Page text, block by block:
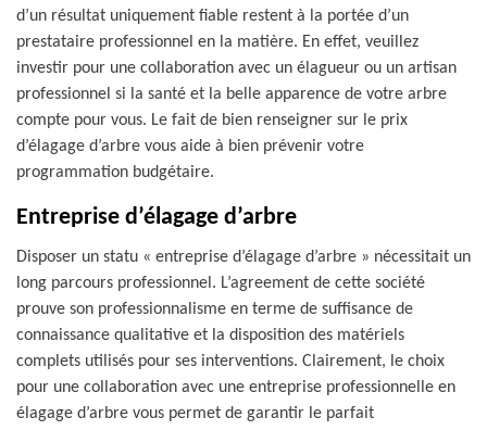
d’un résultat uniquement fiable restent à la portée d’un
prestataire professionnel en la matière. En effet, veuillez
investir pour une collaboration avec un élagueur ou un artisan
professionnel si la santé et la belle apparence de votre arbre
compte pour vous. Le fait de bien renseigner sur le prix
d’élagage d’arbre vous aide à bien prévenir votre
programmation budgétaire.
Entreprise d’élagage d’arbre
Disposer un statu « entreprise d’élagage d’arbre » nécessitait un
long parcours professionnel. L’agreement de cette société
prouve son professionnalisme en terme de suffisance de
connaissance qualitative et la disposition des matériels
complets utilisés pour ses interventions. Clairement, le choix
pour une collaboration avec une entreprise professionnelle en
élagage d’arbre vous permet de garantir le parfait